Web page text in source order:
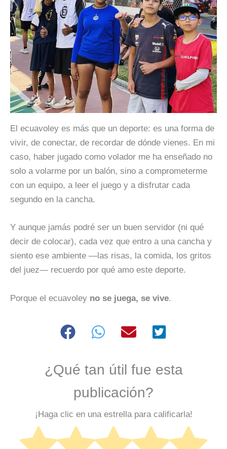
El ecuavoley es más que un deporte: es una forma de
vivir, de conectar, de recordar de dónde vienes. En mi
caso, haber jugado como volador me ha enseñado no
solo a volarme por un balón, sino a comprometerme
con un equipo, a leer el juego y a disfrutar cada
segundo en la cancha.
Y aunque jamás podré ser un buen servidor (ni qué
decir de colocar), cada vez que entro a una cancha y
siento ese ambiente —las risas, la comida, los gritos
del juez— recuerdo por qué amo este deporte.
Porque el ecuavoley no se juega, se vive.
¿Qué tan útil fue esta
publicación?
¡Haga clic en una estrella para calificarla!